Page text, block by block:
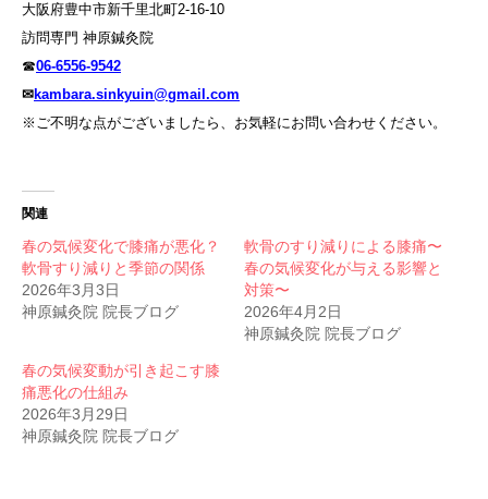
大阪府豊中市新千里北町2-16-10
訪問専門 神原鍼灸院
☎06-6556-9542
✉kambara.sinkyuin@gmail.com
※ご不明な点がございましたら、お気軽にお問い合わせください。
関連
春の気候変化で膝痛が悪化？
軟骨すり減りと季節の関係
2026年3月3日
神原鍼灸院 院長ブログ
軟骨のすり減りによる膝痛〜
春の気候変化が与える影響と
対策〜
2026年4月2日
神原鍼灸院 院長ブログ
春の気候変動が引き起こす膝
痛悪化の仕組み
2026年3月29日
神原鍼灸院 院長ブログ